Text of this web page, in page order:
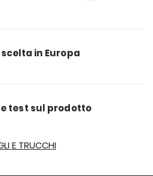
in Europa
test sul prodotto
E TRUCCHI